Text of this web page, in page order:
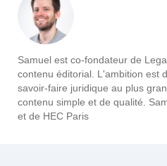
Samuel est co-fondateur de
contenu éditorial. L'ambition est
savoir-faire juridique au plus
contenu simple et de qualité.
et de HEC Paris